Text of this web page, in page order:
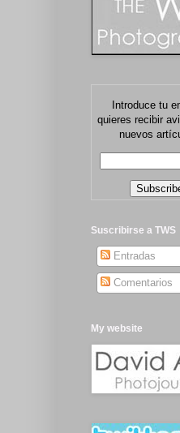
Introduce tu
quieres recibir
nuevos
Suscribirse a TWS
Entradas
Comentarios
My website